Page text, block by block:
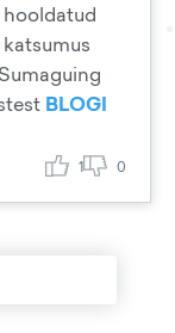
hooldatud
BLOGI
1 0